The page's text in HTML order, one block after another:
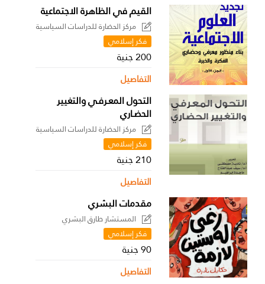
القيم في الظاهرة الاجتماعية
مركز الحضارة للدراسات السياسية
فكر إسلامي
200 جنية
التفاصيل
التحول المعـرفـي والتغيير
الحضـاري
مركز الحضارة للدراسات السياسية
فكر إسلامي
210 جنية
التفاصيل
مقدمات البشري
المستشار طارق البشري
فكر إسلامي
90 جنية
التفاصيل